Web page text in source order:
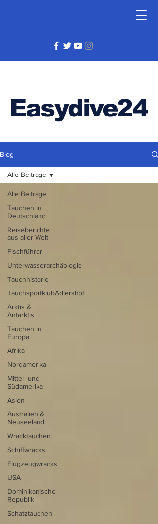
Easydive24
Blog
Alle Beiträge
Tauchen in
Deutschland
Reiseberichte
aus aller Welt
Fischführer
Unterwasserarchäologie
Tauchhistorie
TauchsportklubAdlershof
Arktis &
Antarktis
Tauchen in
Europa
Afrika
Nordamerika
Mittel- und
Südamerika
Asien
Australien &
Neuseeland
Wracktauchen
Schiffwracks
Flugzeugwracks
USA
Dominikanische
Republik
Schatztauchen
Alle Beiträge